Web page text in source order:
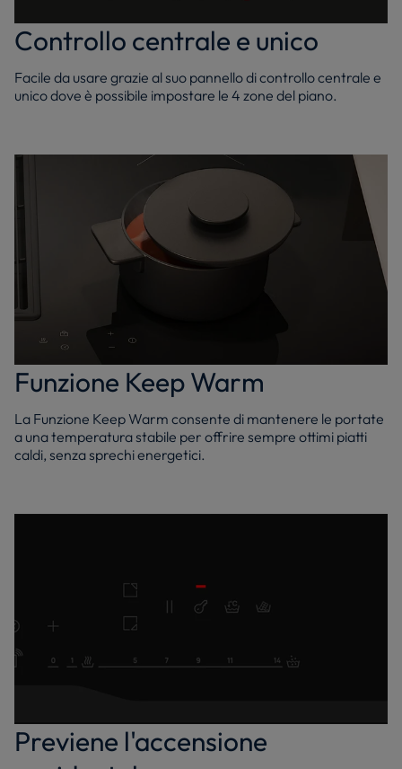
Controllo centrale e unico
Facile da usare grazie al suo pannello di controllo centrale e
unico dove è possibile impostare le 4 zone del piano.
Funzione Keep Warm
La Funzione Keep Warm consente di mantenere le portate
a una temperatura stabile per offrire sempre ottimi piatti
caldi, senza sprechi energetici.
Previene l'accensione